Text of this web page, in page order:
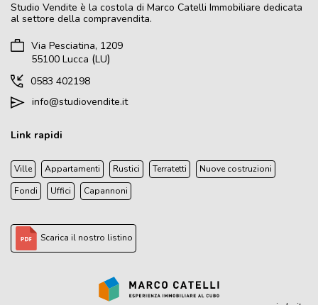
Studio Vendite è la costola di Marco Catelli Immobiliare dedicata
al settore della compravendita.
Via Pesciatina, 1209
55100 Lucca (LU)
0583 402198
info@studiovendite.it
Link rapidi
Ville Appartamenti Rustici Terratetti
Nuove costruzioni
Fondi
Uffici Capannoni
Scarica il nostro listino